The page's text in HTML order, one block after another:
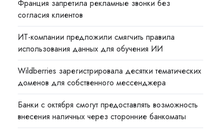
Франция запретила рекламные звонки без
согласия клиентов
ИТ-компании предложили смягчить правила
использования данных для обучения ИИ
Wildberries зарегистрировала десятки тематических
доменов для собственного мессенджера
Банки с октября смогут предоставлять возможность
внесения наличных через сторонние банкоматы